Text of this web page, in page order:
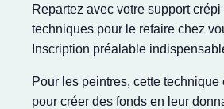
Repartez avec votre support
techniques pour le refaire chez
Inscription préalable
Pour les peintres, cette technique
pour créer des fonds en leur